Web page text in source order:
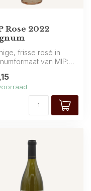
Rose 2022
frisse rosé in
van MIP:
sp...